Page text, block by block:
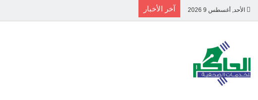
الأحد, أغسطس 9 2026 آخر الأخبار